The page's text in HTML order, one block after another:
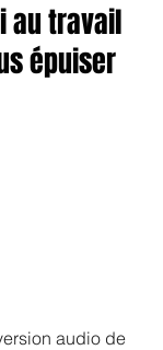
au travail
épuiser
audio de